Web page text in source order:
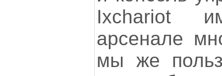
Ixchariot
арсенале
мы же